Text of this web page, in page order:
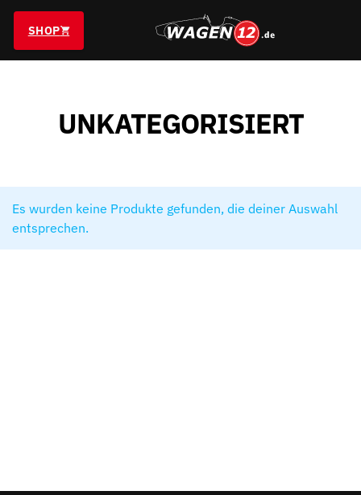
SHOP
UNKATEGORISIERT
Es wurden keine Produkte gefunden, die deiner Auswahl
entsprechen.